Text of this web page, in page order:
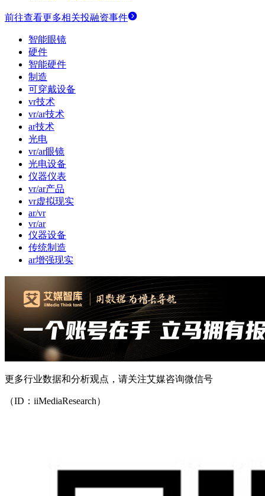
前往查看更多相关投融资事件
智能眼镜
硬件
智能硬件
制造
可穿戴设备
vr技术
vr/ar技术
ar技术
光电
vr/ar眼镜
光电设备
仪器仪表
vr/ar产品
vr虚拟现实
ar/vr
vr/ar
仪器设备
传统制造
ar增强现实
更多行业数据和分析观点，请关注艾媒咨询微信号
（ID：iiMediaResearch）